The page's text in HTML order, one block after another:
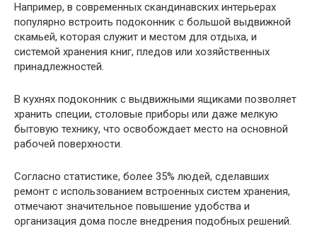
Например, в современных скандинавских интерьерах
популярно встроить подоконник с большой выдвижной
скамьей, которая служит и местом для отдыха, и
системой хранения книг, пледов или хозяйственных
принадлежностей.
В кухнях подоконник с выдвижными ящиками позволяет
хранить специи, столовые приборы или даже мелкую
бытовую технику, что освобождает место на основной
рабочей поверхности.
Согласно статистике, более 35% людей, сделавших
ремонт с использованием встроенных систем хранения,
отмечают значительное повышение удобства и
организация дома после внедрения подобных решений.